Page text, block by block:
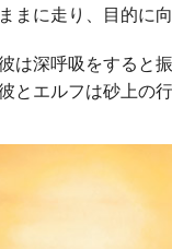
まに走り、目的に向
は深呼吸をすると
とエルフは砂上の行